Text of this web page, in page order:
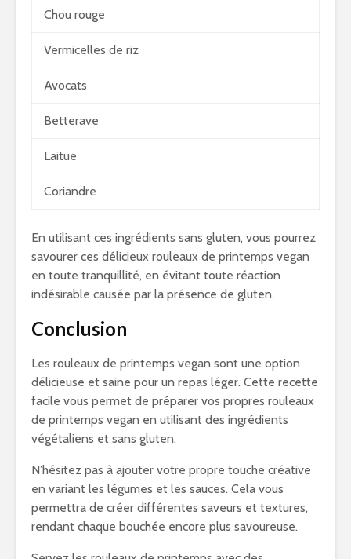
Chou rouge
Vermicelles de riz
Avocats
Betterave
Laitue
Coriandre
En utilisant ces ingrédients sans gluten, vous pourrez
savourer ces délicieux rouleaux de printemps vegan
en toute tranquillité, en évitant toute réaction
indésirable causée par la présence de gluten.
Conclusion
Les rouleaux de printemps vegan sont une option
délicieuse et saine pour un repas léger. Cette recette
facile vous permet de préparer vos propres rouleaux
de printemps vegan en utilisant des ingrédients
végétaliens et sans gluten.
N’hésitez pas à ajouter votre propre touche créative
en variant les légumes et les sauces. Cela vous
permettra de créer différentes saveurs et textures,
rendant chaque bouchée encore plus savoureuse.